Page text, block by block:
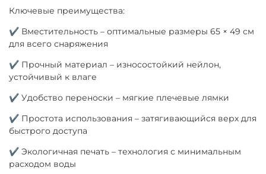
Ключевые преимущества:
✔ Вместительность – оптимальные размеры 65 × 49 см
для всего снаряжения
✔ Прочный материал – износостойкий нейлон,
устойчивый к влаге
✔ Удобство переноски – мягкие плечевые лямки
✔ Простота использования – затягивающийся верх для
быстрого доступа
✔ Экологичная печать – технология с минимальным
расходом воды